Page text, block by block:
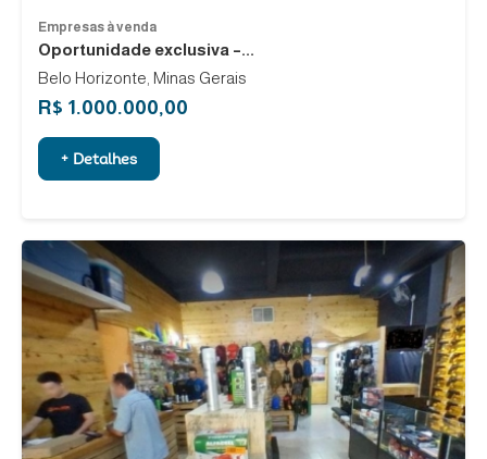
Empresas à venda
Oportunidade exclusiva –...
Belo Horizonte, Minas Gerais
R$ 1.000.000,00
+ Detalhes